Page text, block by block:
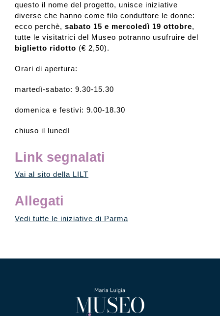
questo il nome del progetto, unisce iniziative
diverse che hanno come filo conduttore le donne:
ecco perchè, sabato 15 e mercoledì 19 ottobre,
tutte le visitatrici del Museo potranno usufruire del
biglietto ridotto (€ 2,50).
Orari di apertura:
martedì-sabato: 9.30-15.30
domenica e festivi: 9.00-18.30
chiuso il lunedì
Link segnalati
Vai al sito della LILT
Allegati
Vedi tutte le iniziative di Parma